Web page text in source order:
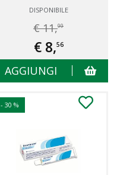
DISPONIBILE
€ 11,99
€ 8,56
AGGIUNGI
- 30 %